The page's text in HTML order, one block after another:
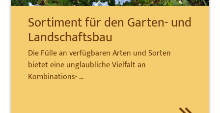
Sortiment für den Garten- und
Landschaftsbau
Die Fülle an verfügbaren Arten und Sorten
bietet eine unglaubliche Vielfalt an
Kombinations- …